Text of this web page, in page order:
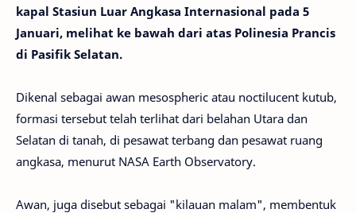
kapal Stasiun Luar Angkasa Internasional pada 5
Januari, melihat ke bawah dari atas Polinesia Prancis
di Pasifik Selatan.
Dikenal sebagai awan mesospheric atau noctilucent kutub,
formasi tersebut telah terlihat dari belahan Utara dan
Selatan di tanah, di pesawat terbang dan pesawat ruang
angkasa, menurut NASA Earth Observatory.
Awan, juga disebut sebagai "kilauan malam", membentuk